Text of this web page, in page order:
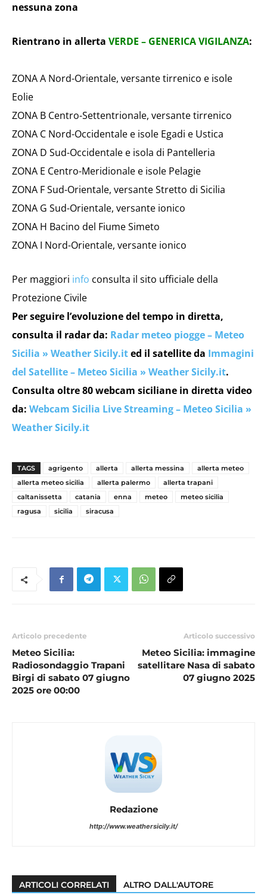
nessuna zona
Rientrano in allerta VERDE – GENERICA VIGILANZA:
ZONA A Nord-Orientale, versante tirrenico e isole
Eolie
ZONA B Centro-Settentrionale, versante tirrenico
ZONA C Nord-Occidentale e isole Egadi e Ustica
ZONA D Sud-Occidentale e isola di Pantelleria
ZONA E Centro-Meridionale e isole Pelagie
ZONA F Sud-Orientale, versante Stretto di Sicilia
ZONA G Sud-Orientale, versante ionico
ZONA H Bacino del Fiume Simeto
ZONA I Nord-Orientale, versante ionico
Per maggiori info consulta il sito ufficiale della
Protezione Civile
Per seguire l’evoluzione del tempo in diretta,
consulta il radar da: Radar meteo piogge – Meteo
Sicilia » Weather Sicily.ited il satellite da Immagini
del Satellite – Meteo Sicilia » Weather Sicily.it.
Consulta oltre 80 webcam siciliane in diretta video
da: Webcam Sicilia Live Streaming – Meteo Sicilia »
Weather Sicily.it
TAGS agrigento allerta allerta messina
allerta meteo
allerta meteo sicilia
allerta palermo
allerta trapani
caltanissetta
catania enna meteo
meteo sicilia
ragusa
sicilia siracusa
Articolo precedente
Meteo Sicilia:
Radiosondaggio Trapani
Birgi di sabato 07 giugno
2025 ore 00:00
Articolo successivo
Meteo Sicilia: immagine
satellitare Nasa di sabato
07 giugno 2025
Redazione
http://www.weathersicily.it/
ARTICOLI CORRELATI ALTRO DALL'AUTORE